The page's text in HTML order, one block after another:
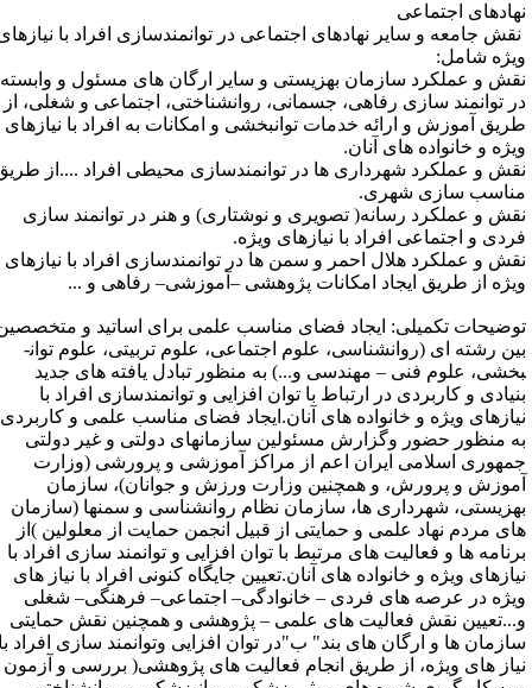
اجتماعی
جامعه و سایر نهادهای اجتماعی در توانمندسازی افراد با نیازهای
شامل:
و عملکرد سازمان بهزیستی و سایر ارگان های مسئول و وابسته
توانمند سازی رفاهی، جسمانی، روان­شناختی، اجتماعی و شغلی، از
آموزش و ارائه خدمات توان­بخشی و امکانات به افراد با نیازهای
و خانواده های آنان.
و عملکرد شهرداری ها در توانمندسازی محیطی افراد ....از طریق
سازی شهری.
و عملکرد رسانه­( تصویری و نوشتاری) و هنر در توانمند سازی
و اجتماعی افراد با نیازهای ویژه.
و عملکرد هلال احمر و سمن ها در توانمندسازی افراد با نیازهای
از طریق ایجاد امکانات پژوهشی –آموزشی– رفاهی و ...
تکمیلی: ایجاد فضای مناسب علمی برای اساتید و متخصصین
رشته ای (روان­شناسی، علوم اجتماعی، علوم تربیتی، علوم توان­
علوم فنی – مهندسی و...) به منظور تبادل یافته های جدید
و کاربردی در ارتباط با توان افزایی و توانمندسازی افراد با
ویژه و خانواده های آنان.ایجاد فضای مناسب علمی و کاربردی
منظور حضور وگزارش مسئولین سازمان­های دولتی و غیر دولتی
اسلامی ایران اعم از مراکز آموزشی و پرورشی (وزارت
و پرورش، و هم­چنین وزارت ورزش و جوانان)، سازمان
شهرداری ها، سازمان نظام روان­شناسی و سمن­ها (سازمان
مردم نهاد علمی و حمایتی از قبیل انجمن حمایت از معلولین )از
ها و فعالیت های مرتبط با توان افزایی و توانمند سازی افراد با
ویژه و خانواده های آنان.تعیین جایگاه کنونی افراد با نیاز های
در عرصه های فردی –­ خانوادگی– اجتماعی– فرهنگی– شغلی
نقش فعالیت های علمی – پژوهشی و هم­چنین نقش حمایتی
ها و ارگان های بند" ب"در توان افزایی وتوانمند سازی افراد با
های ویژه، از طریق انجام فعالیت های پژوهشی( بررسی و آزمون